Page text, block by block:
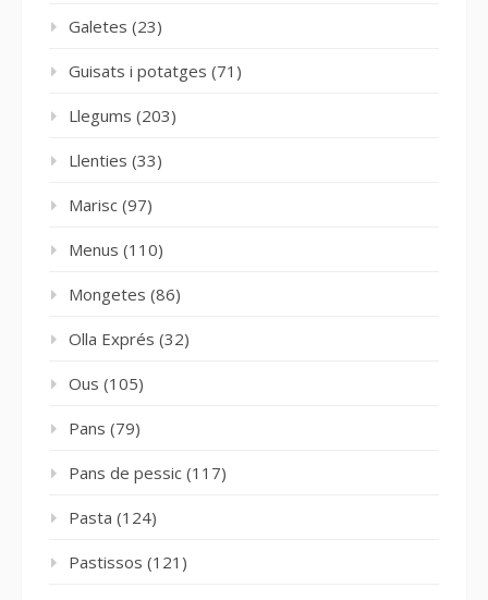
Galetes (23)
Guisats i potatges (71)
Llegums (203)
Llenties (33)
Marisc (97)
Menus (110)
Mongetes (86)
Olla Exprés (32)
Ous (105)
Pans (79)
Pans de pessic (117)
Pasta (124)
Pastissos (121)